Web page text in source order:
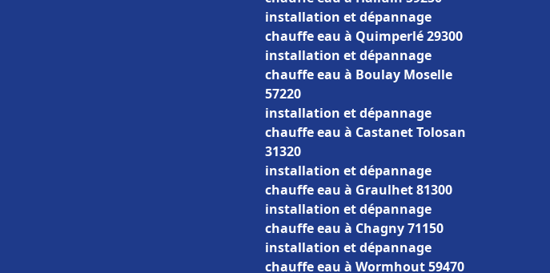
installation et dépannage
chauffe eau à Quimperlé 29300
installation et dépannage
chauffe eau à Boulay Moselle
57220
installation et dépannage
chauffe eau à Castanet Tolosan
31320
installation et dépannage
chauffe eau à Graulhet 81300
installation et dépannage
chauffe eau à Chagny 71150
installation et dépannage
chauffe eau à Wormhout 59470